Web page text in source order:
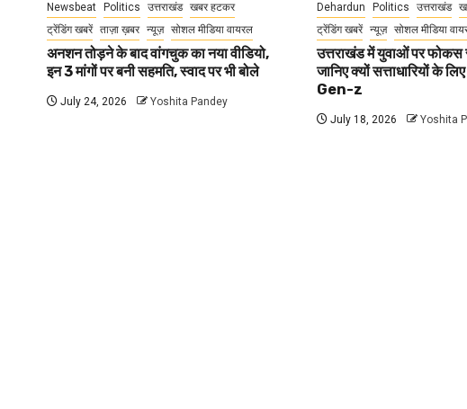
Newsbeat Politics उत्तराखंड खबर हटकर
ट्रेंडिंग खबरें ताज़ा ख़बर न्यूज़ सोशल मीडिया वायरल
अनशन तोड़ने के बाद वांगचुक का नया वीडियो,
इन 3 मांगों पर बनी सहमति, स्वाद पर भी बोले
July 24, 2026 Yoshita Pandey
Dehardun Politics उत्तराखंड
ट्रेंडिंग खबरें न्यूज़ सोशल मीडिया
उत्तराखंड में युवाओं पर फोकस
जानिए क्यों सत्ताधारियों के
Gen-z
July 18, 2026 Yoshita